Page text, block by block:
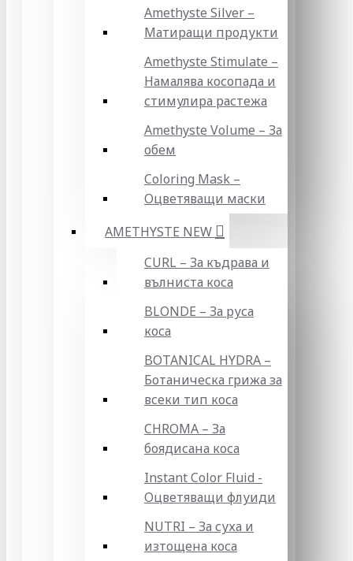
Amethyste Silver –
Матиращи продукти
Amethyste Stimulate –
Намалява косопада и
стимулира растежа
Amethyste Volume – За
обем
Coloring Mask –
Оцветяващи маски
AMETHYSTE NEW
CURL – За къдрава и
вълниста коса
BLONDE – За руса
коса
BOTANICAL HYDRA –
Ботаническа грижа за
всеки тип коса
CHROMA – За
боядисана коса
Instant Color Fluid -
Оцветяващи флуиди
NUTRI – За суха и
изтощена коса